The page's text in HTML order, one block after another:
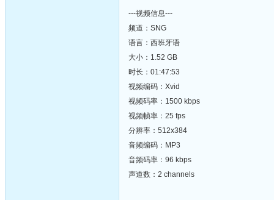
---视频信息---
频道：SNG
语言：西班牙语
大小：1.52 GB
时长：01:47:53
视频编码：Xvid
视频码率：1500 kbps
视频帧率：25 fps
分辨率：512x384
音频编码：MP3
音频码率：96 kbps
声道数：2 channels